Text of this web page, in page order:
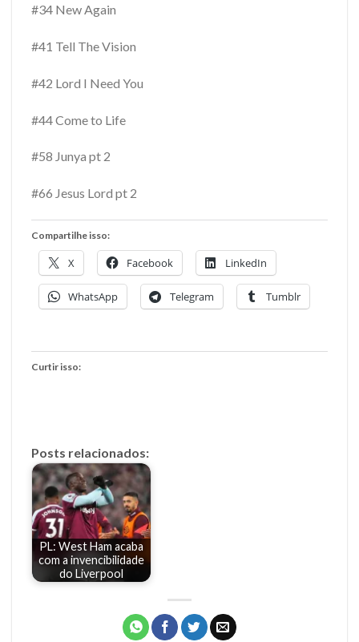
#34 New Again
#41 Tell The Vision
#42 Lord I Need You
#44 Come to Life
#58 Junya pt 2
#66 Jesus Lord pt 2
Compartilhe isso:
X Facebook LinkedIn
WhatsApp Telegram Tumblr
Curtir isso:
Posts relacionados:
PL: West Ham acaba
com a invencibilidade
do Liverpool